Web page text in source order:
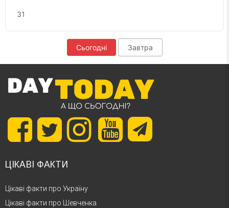
31
Сьогодні Завтра
ЦІКАВІ ФАКТИ
Цікаві факти про Україну
Цікаві факти про Шевченка